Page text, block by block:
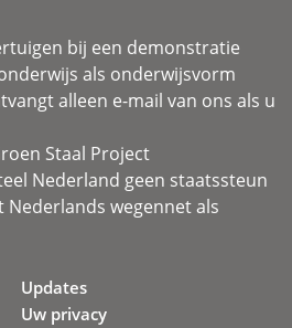
bij een demonstratie
als onderwijsvorm
alleen e-mail van ons als u
Staal Project
Nederland geen staatssteun
Nederlands wegennet als
Updates
Uw privacy